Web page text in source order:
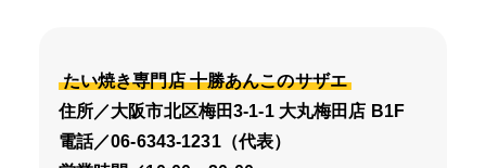
たい焼き専門店 十勝あんこのサザエ
住所／大阪市北区梅田3-1-1 大丸梅田店 B1F
電話／06-6343-1231（代表）